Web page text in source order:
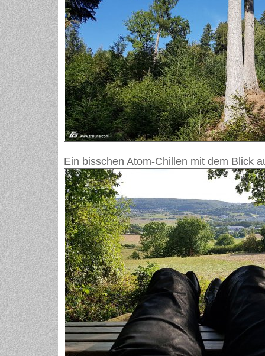
Ein bisschen Atom-Chillen mit dem Blick